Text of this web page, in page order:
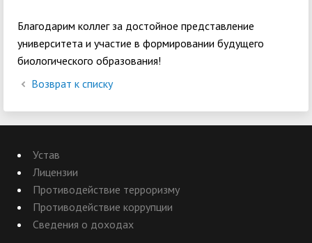
Благодарим коллег за достойное представление
университета и участие в формировании будущего
биологического образования!
Возврат к списку
Устав
Лицензии
Противодействие терроризму
Противодействие коррупции
Сведения о доходах